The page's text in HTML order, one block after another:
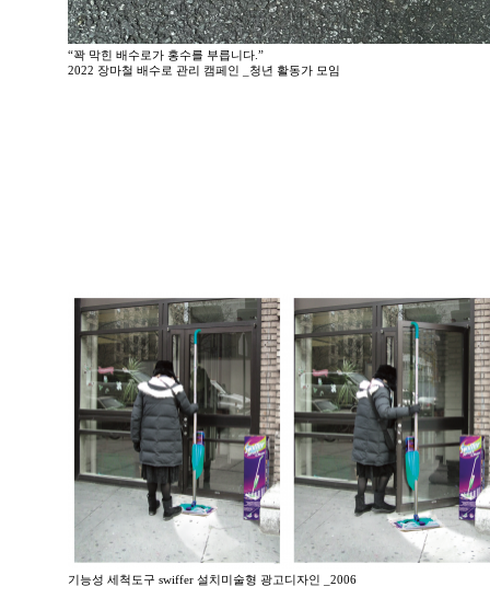
“꽉 막힌 배수로가 홍수를 부릅니다.”
2022 장마철 배수로 관리 캠페인 _청년 활동가 모임
기능성 세척도구 swiffer 설치미술형 광고디자인 _2006